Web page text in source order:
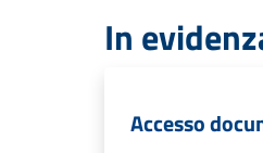
In
Accesso